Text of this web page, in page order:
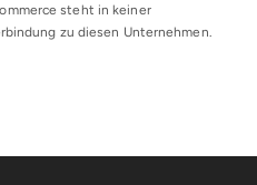
steht in keiner
zu diesen Unternehmen.